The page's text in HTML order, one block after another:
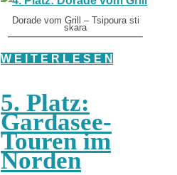
Dorade vom Grill – Tsipoura sti
skara
W E I T E R L E S E N
5. Platz:
Gardasee-
Touren im
Norden